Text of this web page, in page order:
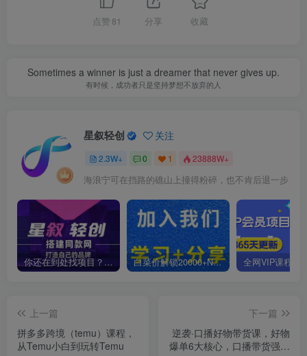
点赞 81 分享 收藏
Sometimes a winner is just a dreamer that never gives up.
有时候，成功者只是坚持梦想不放弃的人
星叙轻创 关注
2.3W+ 0 1 23888W+
海浪宁可在挡路的礁山上撞得粉碎，也不肯后退一步
你还在到处找项目？还在当韭菜？我靠卖项目一个月收入5万+，曾经我也是个失败者。 白菜价解锁20000+N个赚钱机会，加入星叙轻创会员，全站资源免费学习。
上一篇
拼多多跨境（temu）课程，
从Temu小白到玩转Temu
下一篇
逆袭·口播好物带货课，好物
爆单6大核心，口播带货强化